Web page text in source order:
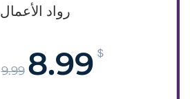
رواد الأعمال
$
8.99
9.99